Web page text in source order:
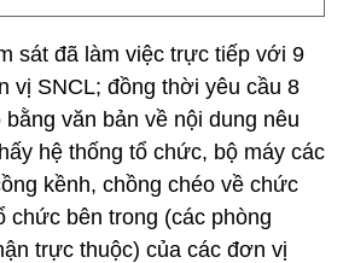
sát đã làm việc trực tiếp với 9
vị SNCL; đồng thời yêu cầu 8
văn bản về nội dung nêu
hệ thống tổ chức, bộ máy các
kềnh, chồng chéo về chức
chức bên trong (các phòng
trực thuộc) của các đơn vị